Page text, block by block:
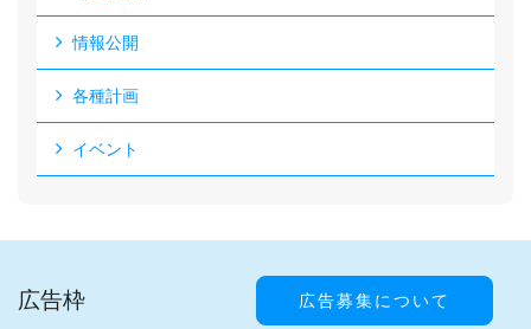
情報公開
各種計画
イベント
広告枠 広告募集について